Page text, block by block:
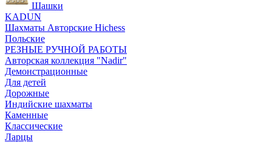
Шашки
KADUN
Шахматы Авторские Hichess
Польские
РЕЗНЫЕ РУЧНОЙ РАБОТЫ
Авторская коллекция "Nadir"
Демонстрационные
Для детей
Дорожные
Индийские шахматы
Каменные
Классические
Ларцы